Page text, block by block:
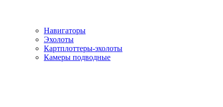
Навигаторы
Эхолоты
Картплоттеры-эхолоты
Камеры подводные